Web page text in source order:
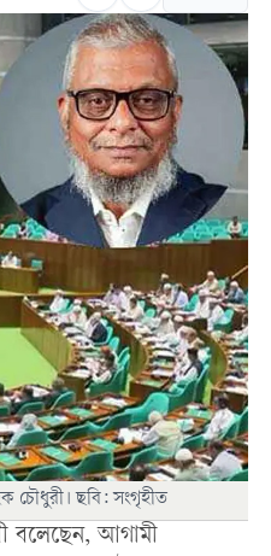
চৌধুরী। ছবি: সংগৃহীত
বলেছেন, আগামী